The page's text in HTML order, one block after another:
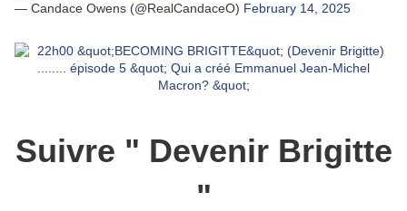
— Candace Owens (@RealCandaceO) February 14, 2025
Suivre " Devenir Brigitte
"